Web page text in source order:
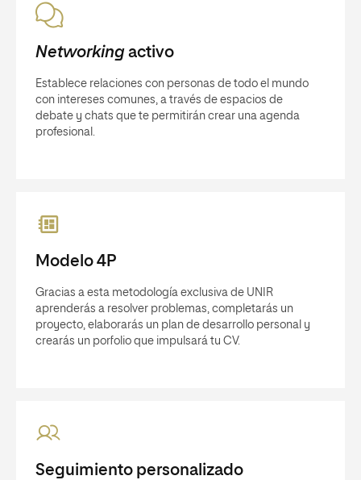
Networkingactivo
Establece relaciones con personas de todo el mundo
con intereses comunes, a través de espacios de
debate y chats que te permitirán crear una agenda
profesional.
Modelo 4P
Gracias a esta metodología exclusiva de UNIR
aprenderás a resolver problemas, completarás un
proyecto, elaborarás un plan de desarrollo personal y
crearás un porfolio que impulsará tu CV.
Seguimiento personalizado